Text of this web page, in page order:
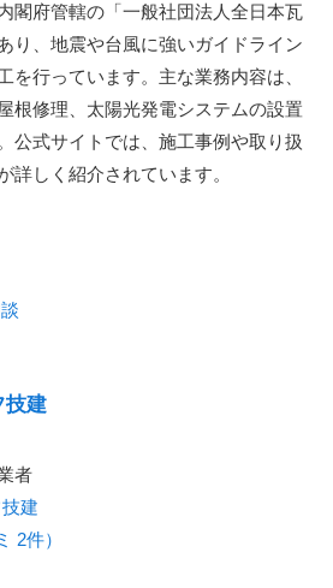
閣府管轄の「一般社団法人全日本瓦
り、地震や台風に強いガイドライン
を行っています。主な業務内容は、
根修理、太陽光発電システムの設置
公式サイトでは、施工事例や取り扱
詳しく紹介されています。
技建
者
2件）